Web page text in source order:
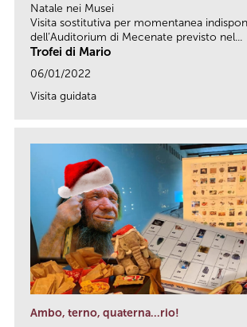
Natale nei Musei
Visita sostitutiva per momentanea
dell’Auditorium di Mecenate previsto nel...
Trofei di Mario
06/01/2022
Visita guidata
Ambo, terno, quaterna…rio!